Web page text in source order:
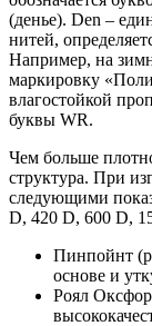
(денье). Den –
нитей,
Например, на
маркировку
влагостойкой
буквы WR.
Чем больше
структура. При
следующими
D, 420 D, 600 D,
Пинпойнт
основе и
Роял